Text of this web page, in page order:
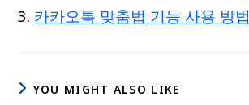
카카오톡 맞춤법 기능 사용 방법
YOU MIGHT ALSO LIKE